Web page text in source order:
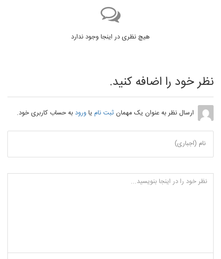
هیچ نظری در اینجا وجود ندارد
نظر خود را اضافه کنید.
ارسال نظر به عنوان یک مهمانثبت نام یاورودبه حساب کاربری خود.
نام (اجباری)